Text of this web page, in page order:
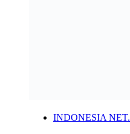
INDONESIA NET.